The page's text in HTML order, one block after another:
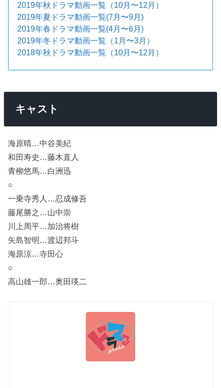
2019年秋ドラマ動画一覧（10月〜12月）
2019年夏ドラマ動画一覧(7月〜9月)
2019年春ドラマ動画一覧(4月〜6月)
2019年冬ドラマ動画一覧（1月〜3月）
2018年秋ドラマ動画一覧（10月〜12月）
キャスト
海原晴…中谷美紀
和田寿史…藤木直人
青柳悠馬…白洲迅
○
一乗寺秀人…忍成修吾
藤尾勝之…山中崇
川上周平…加治将樹
矢島智明…渡辺邦斗
海原涼…寺田心
○
高山雄一郎…奥田瑛二